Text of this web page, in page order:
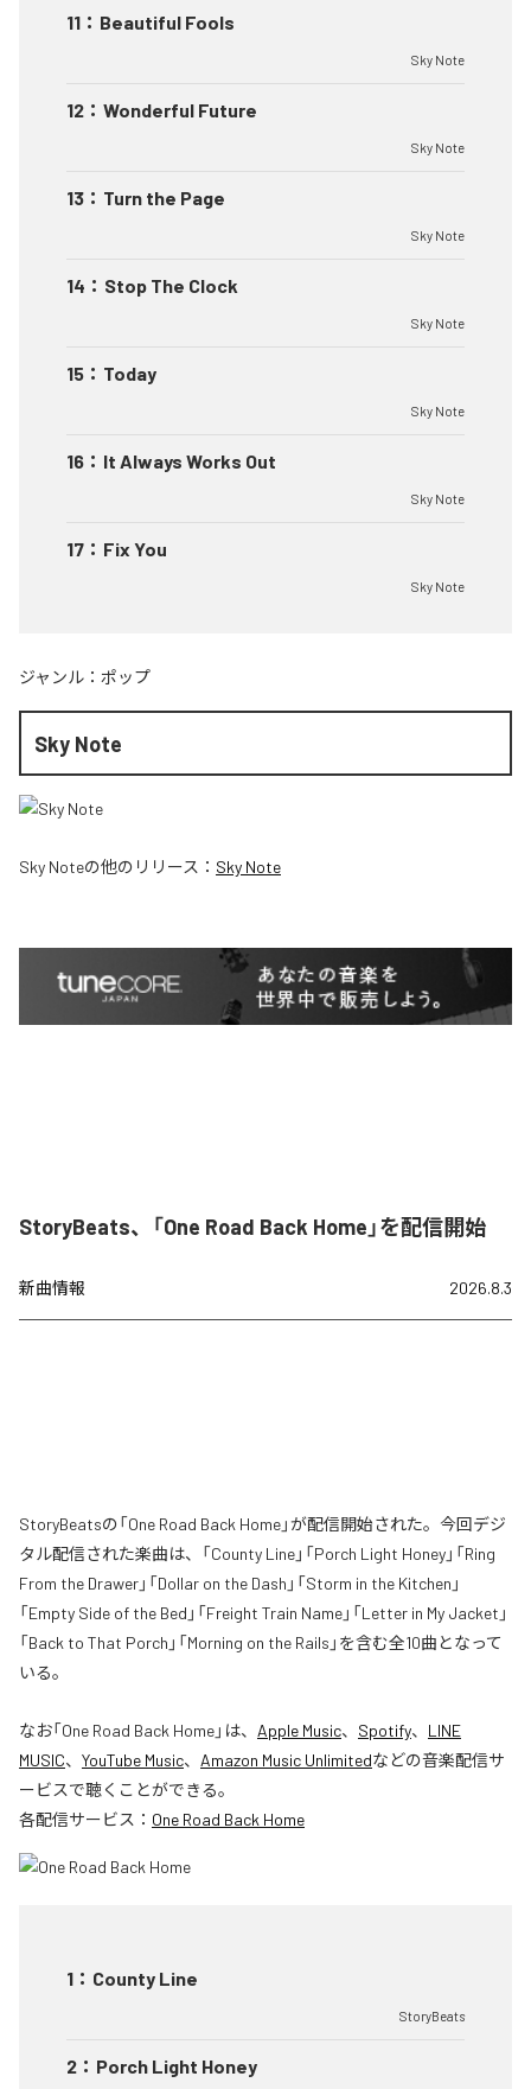
11 ： Beautiful Fools
Sky Note
12 ： Wonderful Future
Sky Note
13 ： Turn the Page
Sky Note
14 ： Stop The Clock
Sky Note
15 ： Today
Sky Note
16 ： It Always Works Out
Sky Note
17 ： Fix You
Sky Note
ジャンル： ポップ
Sky Note
Sky Noteの他のリリース： Sky Note
StoryBeats、「One Road Back Home」を配信開始
新曲情報 2026.8.3
StoryBeatsの「One Road Back Home」が配信開始された。今回デジ
タル配信された楽曲は、「County Line」「Porch Light Honey」「Ring
From the Drawer」「Dollar on the Dash」「Storm in the Kitchen」
「Empty Side of the Bed」「Freight Train Name」「Letter in My Jacket」
「Back to That Porch」「Morning on the Rails」を含む全10曲となって
いる。
なお「One Road Back Home」は、 Apple Music、 Spotify、 LINE
MUSIC、 YouTube Music、 Amazon Music Unlimitedなどの音楽配信サ
ービスで聴くことができる。
各配信サービス： One Road Back Home
1 ： County Line
StoryBeats
2 ： Porch Light Honey